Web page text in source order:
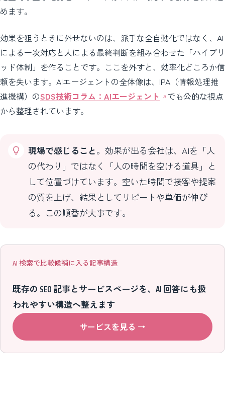
めます。
効果を狙うときに外せないのは、派手な全自動化ではなく、AI
による一次対応と人による最終判断を組み合わせた「ハイブリ
ッド体制」を作ることです。ここを外すと、効率化どころか信
頼を失います。AIエージェントの全体像は、IPA（情報処理推
進機構）のSDS技術コラム：AIエージェント
でも公的な視点
から整理されています。
現場で感じること。効果が出る会社は、AIを「人
の代わり」ではなく「人の時間を空ける道具」と
して位置づけています。空いた時間で接客や提案
の質を上げ、結果としてリピートや単価が伸び
る。この順番が大事です。
AI 検索で比較候補に入る記事構造
既存の SEO 記事とサービスページを、AI 回答にも扱
われやすい構造へ整えます
サービスを見る →